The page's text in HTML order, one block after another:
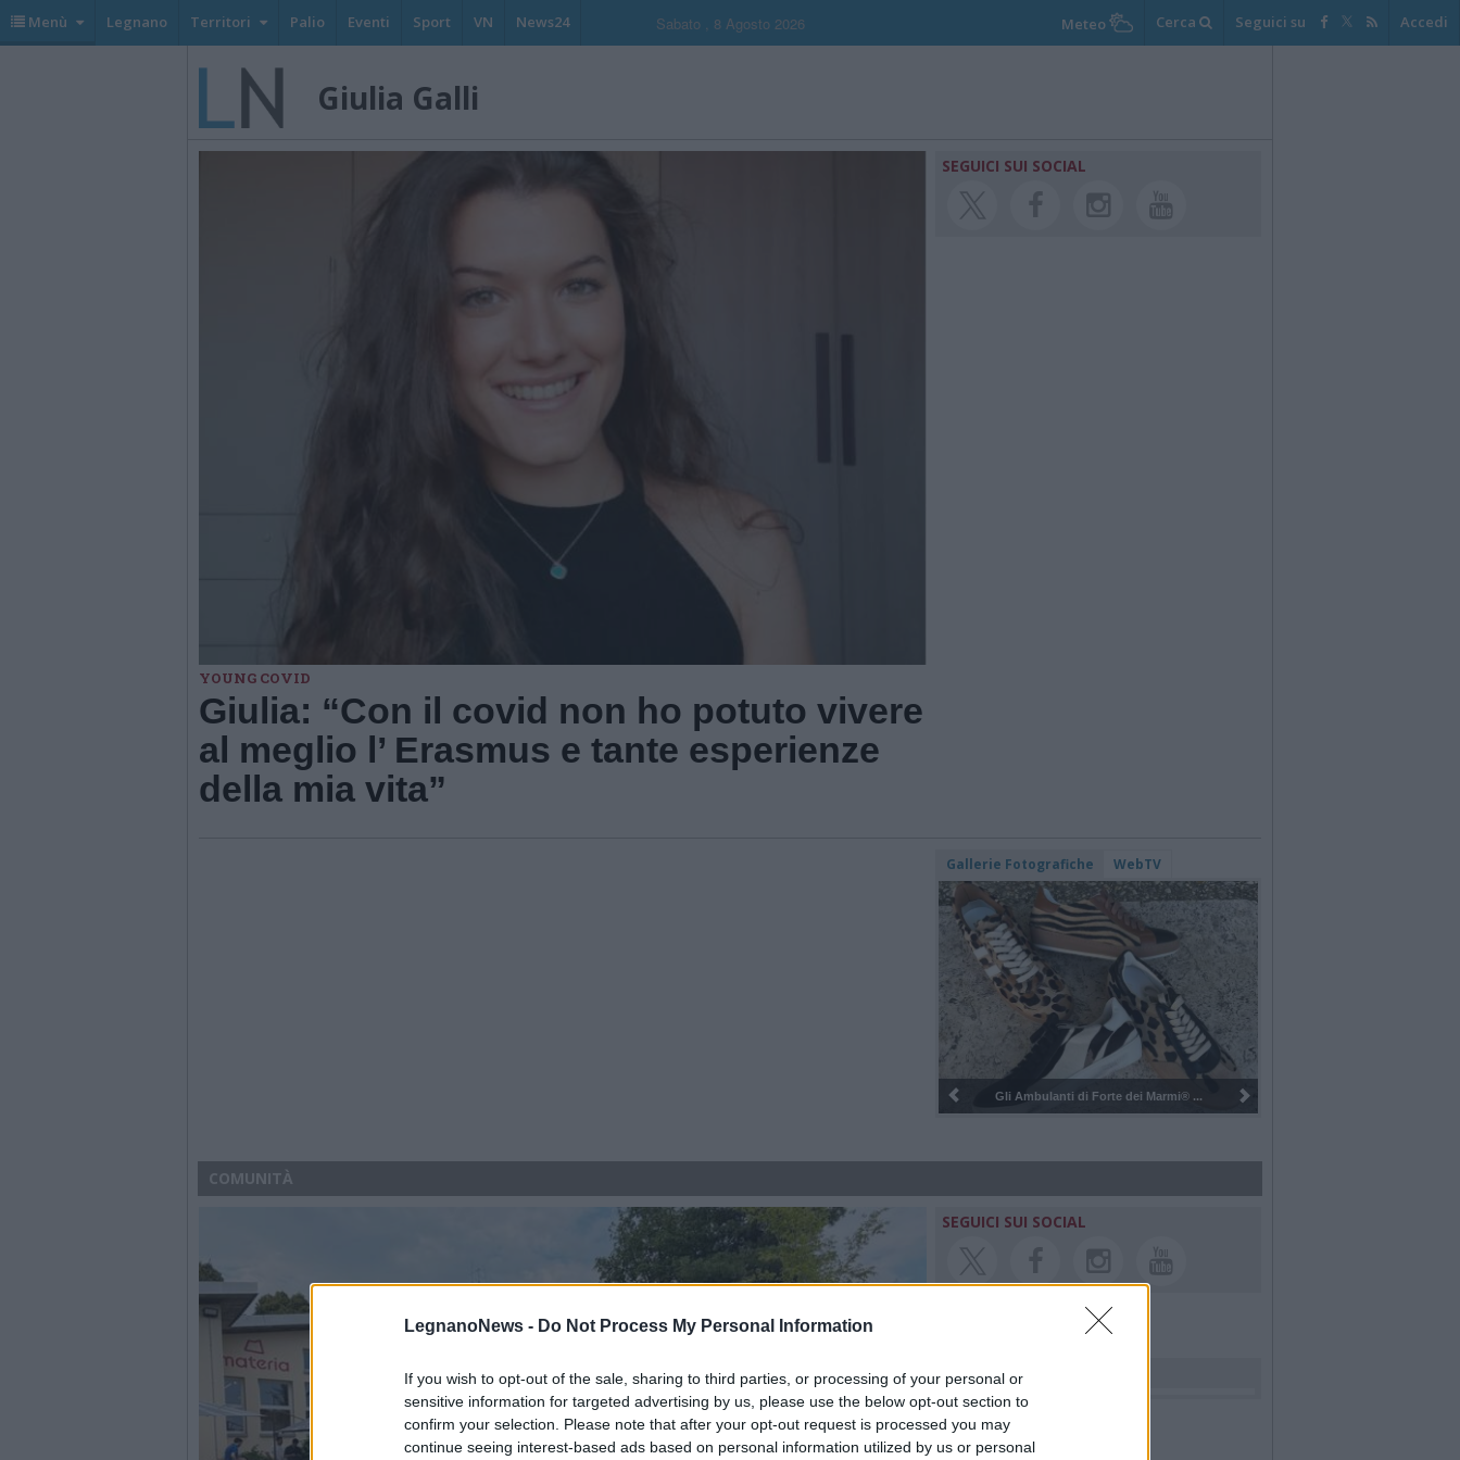
LegnanoNews - Do Not Process My Personal Information
If you wish to opt-out of the sale, sharing to third parties, or processing of your personal or
sensitive information for targeted advertising by us, please use the below opt-out section to
confirm your selection. Please note that after your opt-out request is processed you may
continue seeing interest-based ads based on personal information utilized by us or personal
Menù Legnano Territori Palio Eventi Sport VN News24 Sabato , 8 Agosto 2026 Meteo Cerca Seguici su Accedi
Giulia Galli
YOUNG COVID
Giulia: “Con il covid non ho potuto vivere
al meglio l’ Erasmus e tante esperienze
della mia vita”
SEGUICI SUI SOCIAL
Gallerie Fotografiche WebTV
Pulizia del bosco del Rugareto a ...
COMUNITÀ
SEGUICI SUI SOCIAL
Ricordiamo i nostri cari